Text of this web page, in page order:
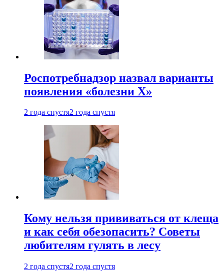
Роспотребнадзор назвал варианты
появления «болезни Х»
2 года спустя2 года спустя
Кому нельзя прививаться от клеща
и как себя обезопасить? Советы
любителям гулять в лесу
2 года спустя2 года спустя